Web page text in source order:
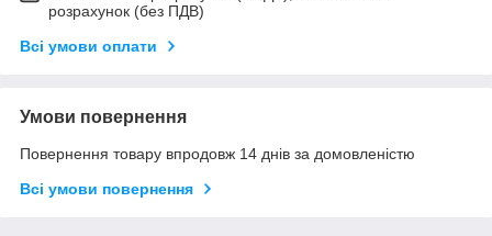
розрахунок (без ПДВ)
Всі умови оплати
Умови повернення
Повернення товару впродовж 14 днів за домовленістю
Всі умови повернення